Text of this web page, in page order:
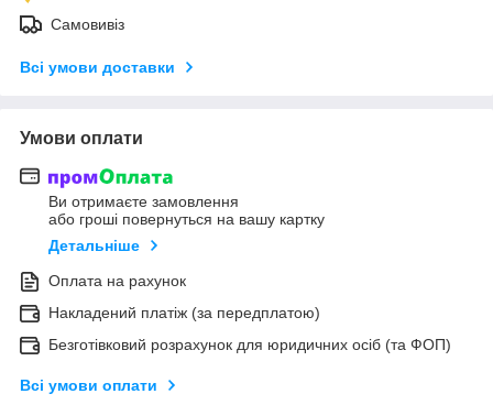
Самовивіз
Всі умови доставки
Умови оплати
Ви отримаєте замовлення
або гроші повернуться на вашу картку
Детальніше
Оплата на рахунок
Накладений платіж (за передплатою)
Безготівковий розрахунок для юридичних осіб (та ФОП)
Всі умови оплати